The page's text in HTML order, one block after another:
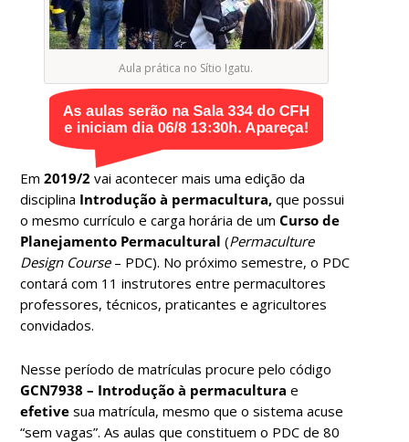
Aula prática no Sítio Igatu.
Em2019/2 vai acontecer mais uma edição da
disciplina Introdução à permacultura, que possui
o mesmo currículo e carga horária de umCurso de
Planejamento Permacultural (Permaculture
Design Course– PDC). No próximo semestre, o PDC
contará com 11 instrutores entre permacultores
professores, técnicos, praticantes e agricultores
convidados.
Nesse período de matrículas procure pelo código
GCN7938 – Introdução à permacultura e
efetivesua matrícula, mesmo que o sistema acuse
“sem vagas”. As aulas que constituem o PDC de 80